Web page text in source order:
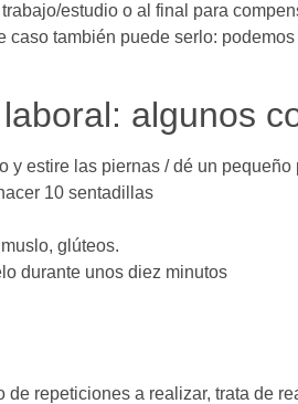
estudio o al final para
también puede serlo:
algunos
y estire las piernas / dé un
10 sentadillas
glúteos.
durante unos diez minutos
repeticiones a realizar, trata de